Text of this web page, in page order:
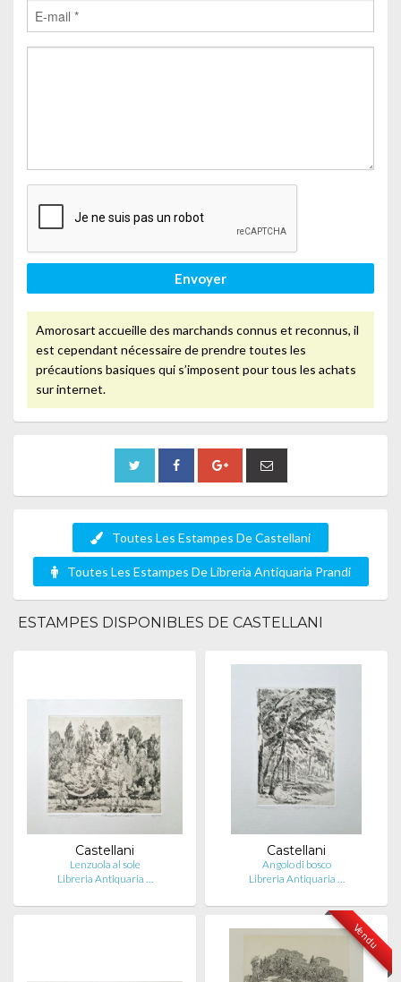
Envoyer
Amorosart accueille des marchands connus et reconnus, il
est cependant nécessaire de prendre toutes les
précautions basiques qui s’imposent pour tous les achats
sur internet.
Toutes Les Estampes De Castellani
Toutes Les Estampes De Libreria Antiquaria Prandi
ESTAMPES DISPONIBLES DE CASTELLANI
Castellani
Lenzuola al sole
Libreria Antiquaria …
Castellani
Angolo di bosco
Libreria Antiquaria …
Vendu